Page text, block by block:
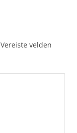
Vereiste velden